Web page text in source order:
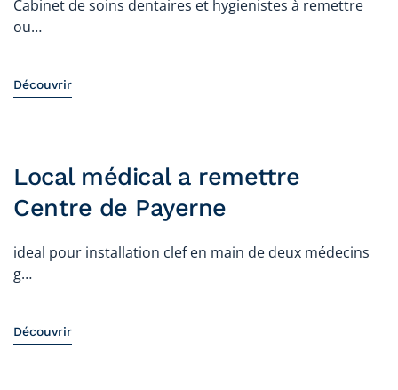
Cabinet de soins dentaires et hygienistes à remettre
ou…
Découvrir
Local médical a remettre
Centre de Payerne
ideal pour installation clef en main de deux médecins
g…
Découvrir